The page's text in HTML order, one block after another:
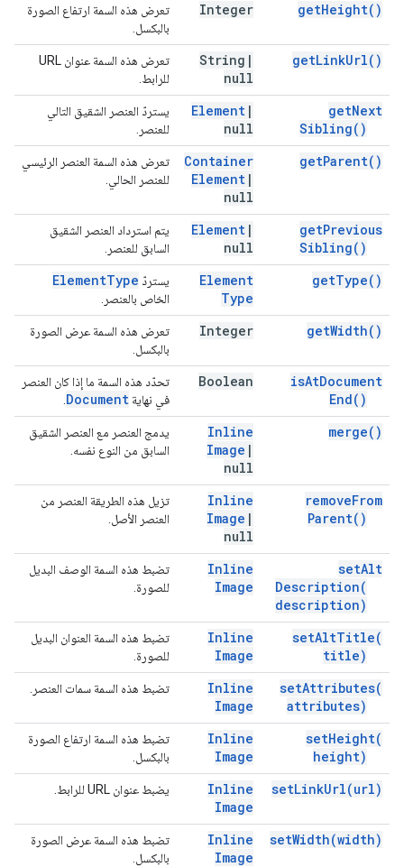
getHeight( )
Integer
تعرض هذه السمة ارتفاع الصورة
بالبكسل.
getLinkUrl( )
String |
null
تعرض هذه السمة عنوان URL
للرابط.
getNext
Sibling( )
Element |
null
يستردّ العنصر الشقيق التالي
للعنصر.
getParent( )
Container
Element |
null
تعرض هذه السمة العنصر الرئيسي
للعنصر الحالي.
getPrevious
Sibling( )
Element |
null
يتم استرداد العنصر الشقيق
السابق للعنصر.
getType( )
Element
Type
يستردّ ElementType
الخاص بالعنصر.
getWidth( )
Integer
تعرض هذه السمة عرض الصورة
بالبكسل.
isAtDocument
End( )
Boolean
تحدّد هذه السمة ما إذا كان العنصر
في نهاية Document
merge( )
Inline
Image |
null
يدمج العنصر مع العنصر الشقيق
السابق من النوع نفسه.
removeFrom
Parent( )
Inline
Image |
null
تزيل هذه الطريقة العنصر من
العنصر الأصل.
setAlt
Description(
description)
Inline
Image
تضبط هذه السمة الوصف البديل
للصورة.
setAltTitle(
title)
Inline
Image
تضبط هذه السمة العنوان البديل
للصورة.
setAttributes(
attributes)
Inline
Image
تضبط هذه السمة سمات العنصر.
setHeight(
height)
Inline
Image
تضبط هذه السمة ارتفاع الصورة
بالبكسل.
setLinkUrl(url)
Inline
Image
يضبط عنوان URL للرابط.
setWidth(width)
Inline
Image
تضبط هذه السمة عرض الصورة
بالبكسل.